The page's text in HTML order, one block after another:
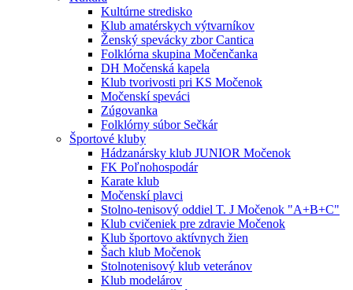
Kultúrne stredisko
Klub amatérskych výtvarníkov
Ženský spevácky zbor Cantica
Folklórna skupina Močenčanka
DH Močenská kapela
Klub tvorivosti pri KS Močenok
Močenskí speváci
Zúgovanka
Folklórny súbor Sečkár
Športové kluby
Hádzanársky klub JUNIOR Močenok
FK Poľnohospodár
Karate klub
Močenskí plavci
Stolno-tenisový oddiel T. J Močenok "A+B+C"
Klub cvičeniek pre zdravie Močenok
Klub športovo aktívnych žien
Šach klub Močenok
Stolnotenisový klub veteránov
Klub modelárov